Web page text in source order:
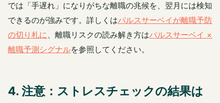
では「手遅れ」になりがちな離職の兆候を、翌月には検知
できるのが強みです。詳しくはパルスサーベイが離職予防
の切り札に、離職リスクの読み解き方はパルスサーベイ ×
離職予測シグナルを参照してください。
4. 注意：ストレスチェックの結果は